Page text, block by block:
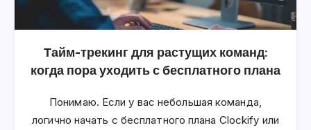
Тайм-трекинг для растущих команд:
когда пора уходить с бесплатного плана
Понимаю. Если у вас небольшая команда,
логично начать с бесплатного плана Clockify или